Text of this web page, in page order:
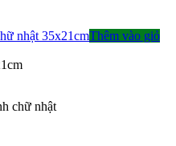
Thêm vào giỏ
chữ nhật